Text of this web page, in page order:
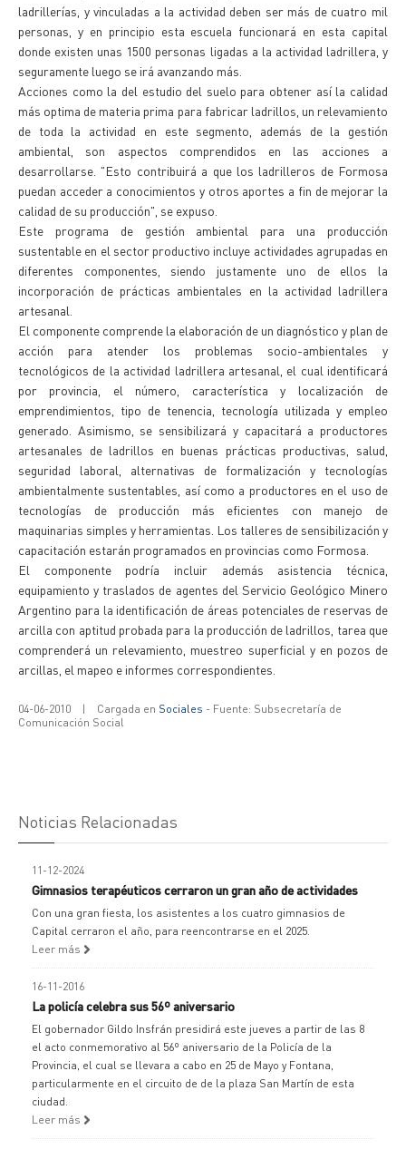
ladrillerías, y vinculadas a la actividad deben ser más de cuatro mil
personas, y en principio esta escuela funcionará en esta capital
donde existen unas 1500 personas ligadas a la actividad ladrillera, y
seguramente luego se irá avanzando más.
Acciones como la del estudio del suelo para obtener así la calidad
más optima de materia prima para fabricar ladrillos, un relevamiento
de toda la actividad en este segmento, además de la gestión
ambiental, son aspectos comprendidos en las acciones a
desarrollarse. "Esto contribuirá a que los ladrilleros de Formosa
puedan acceder a conocimientos y otros aportes a fin de mejorar la
calidad de su producción", se expuso.
Este programa de gestión ambiental para una producción
sustentable en el sector productivo incluye actividades agrupadas en
diferentes componentes, siendo justamente uno de ellos la
incorporación de prácticas ambientales en la actividad ladrillera
artesanal.
El componente comprende la elaboración de un diagnóstico y plan de
acción para atender los problemas socio-ambientales y
tecnológicos de la actividad ladrillera artesanal, el cual identificará
por provincia, el número, característica y localización de
emprendimientos, tipo de tenencia, tecnología utilizada y empleo
generado. Asimismo, se sensibilizará y capacitará a productores
artesanales de ladrillos en buenas prácticas productivas, salud,
seguridad laboral, alternativas de formalización y tecnologías
ambientalmente sustentables, así como a productores en el uso de
tecnologías de producción más eficientes con manejo de
maquinarias simples y herramientas. Los talleres de sensibilización y
capacitación estarán programados en provincias como Formosa.
El componente podría incluir además asistencia técnica,
equipamiento y traslados de agentes del Servicio Geológico Minero
Argentino para la identificación de áreas potenciales de reservas de
arcilla con aptitud probada para la producción de ladrillos, tarea que
comprenderá un relevamiento, muestreo superficial y en pozos de
arcillas, el mapeo e informes correspondientes.
04-06-2010 | Cargada en Sociales - Fuente: Subsecretaría de
Comunicación Social
Noticias Relacionadas
11-12-2024
Gimnasios terapéuticos cerraron un gran año de actividades
Con una gran fiesta, los asistentes a los cuatro gimnasios de
Capital cerraron el año, para reencontrarse en el 2025.
Leer más
16-11-2016
La policía celebra sus 56º aniversario
El gobernador Gildo Insfrán presidirá este jueves a partir de las 8
el acto conmemorativo al 56º aniversario de la Policía de la
Provincia, el cual se llevara a cabo en 25 de Mayo y Fontana,
particularmente en el circuito de de la plaza San Martín de esta
ciudad.
Leer más